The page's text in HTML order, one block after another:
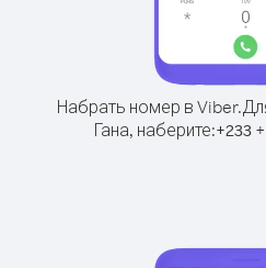
Набрать номер в Viber.
Гана, наберите:+233+